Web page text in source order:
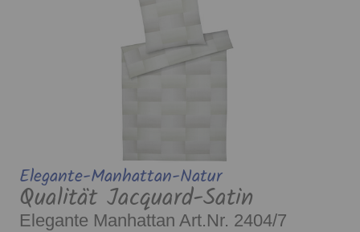
Elegante-Manhattan-Natur
Qualität Jacquard-Satin
Elegante Manhattan Art.Nr. 2404/7